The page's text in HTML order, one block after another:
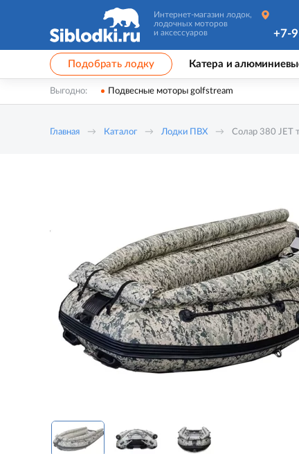
Интернет-магазин лодок,
лодочных моторов
и аксессуаров
+7-
Подобрать лодку Катера и
Выгодно: Подвесные моторы golfstream
Главная Каталог Лодки ПВХ Солар 380 JET